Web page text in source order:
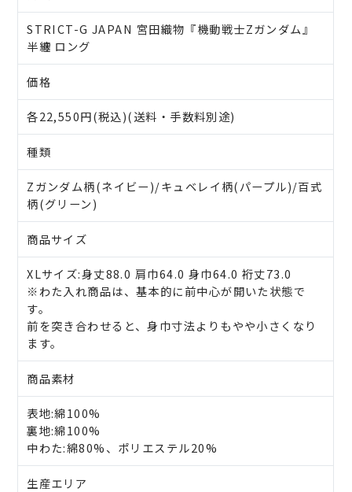
STRICT-G JAPAN 宮田織物『機動戦士Zガンダム』
半纏 ロング
価格
各22,550円(税込)(送料・手数料別途)
種類
Zガンダム柄(ネイビー)/キュベレイ柄(パープル)/百式
柄(グリーン)
商品サイズ
XLサイズ:身丈88.0 肩巾64.0 身巾64.0 裄丈73.0
※わた入れ商品は、基本的に前中心が開いた状態で
す。
前を突き合わせると、身巾寸法よりもやや小さくなり
ます。
商品素材
表地:綿100%
裏地:綿100%
中わた:綿80%、ポリエステル20%
生産エリア